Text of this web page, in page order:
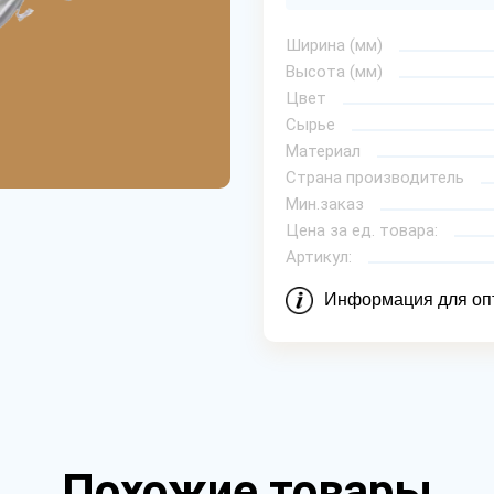
Ширина (мм)
Высота (мм)
Цвет
Сырье
Материал
Страна производитель
Мин.заказ
Цена за ед. товара:
Артикул:
Информация для